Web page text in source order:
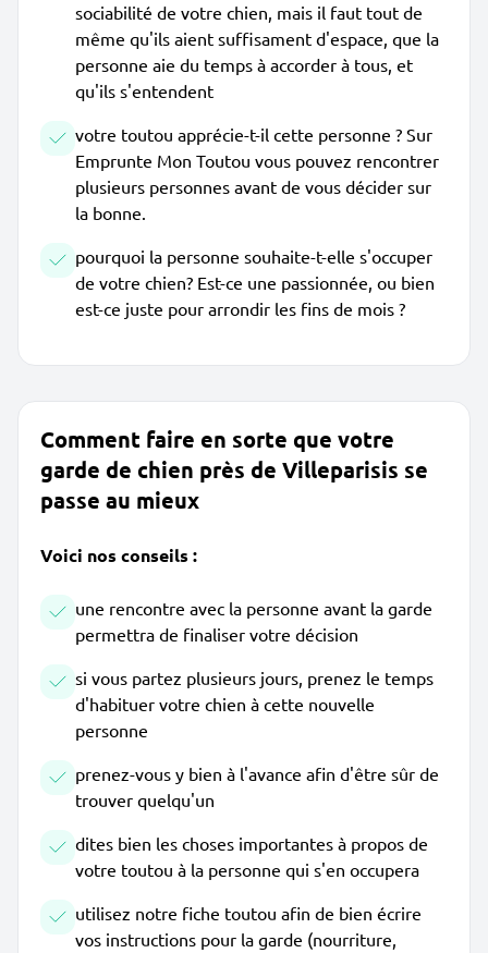
sociabilité de votre chien, mais il faut tout de
même qu'ils aient suffisament d'espace, que la
personne aie du temps à accorder à tous, et
qu'ils s'entendent
votre toutou apprécie-t-il cette personne ? Sur
Emprunte Mon Toutou vous pouvez rencontrer
plusieurs personnes avant de vous décider sur
la bonne.
pourquoi la personne souhaite-t-elle s'occuper
de votre chien? Est-ce une passionnée, ou bien
est-ce juste pour arrondir les fins de mois ?
Comment faire en sorte que votre
garde de chien près de Villeparisis se
passe au mieux
Voici nos conseils :
une rencontre avec la personne avant la garde
permettra de finaliser votre décision
si vous partez plusieurs jours, prenez le temps
d'habituer votre chien à cette nouvelle
personne
prenez-vous y bien à l'avance afin d'être sûr de
trouver quelqu'un
dites bien les choses importantes à propos de
votre toutou à la personne qui s'en occupera
utilisez notre fiche toutou afin de bien écrire
vos instructions pour la garde (nourriture,